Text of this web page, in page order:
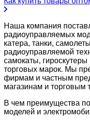
Наша компания
радиоуправляемых
катера, танки,
радиоуправляемой
самокаты,
торговых марок. Мы
фирмам и частным
магазинам и торговым
В чем преимущества
моделей и